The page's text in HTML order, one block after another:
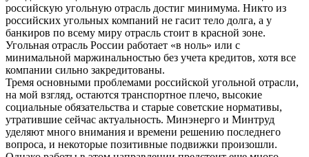
российскую угольную отрасль достиг минимума. Никто из
российских угольных компаний не гасит тело долга, а у
банкиров по всему миру отрасль стоит в красной зоне.
Угольная отрасль России работает «в ноль» или с
минимальной маржинальностью без учета кредитов, хотя все
компании сильно закредитованы.
Тремя основными проблемами российской угольной отрасли,
на мой взгляд, остаются транспортное плечо, высокие
социальные обязательства и старые советские нормативы,
утратившие сейчас актуальность. Минэнерго и Минтруд
уделяют много внимания и времени решению последнего
вопроса, и некоторые позитивные подвижки произошли.